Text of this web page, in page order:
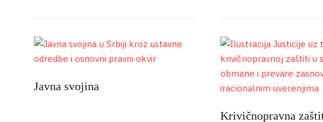
Javna svojina
Krivičnopravna